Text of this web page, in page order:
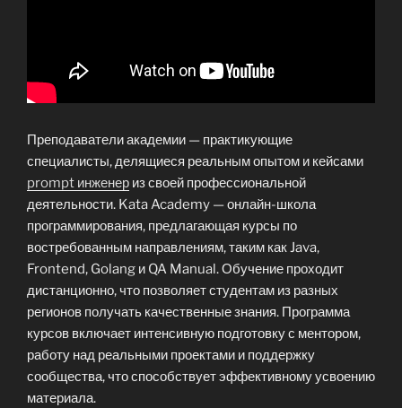
Преподаватели академии — практикующие
специалисты, делящиеся реальным опытом и кейсами
prompt инженер из своей профессиональной
деятельности. Kata Academy — онлайн-школа
программирования, предлагающая курсы по
востребованным направлениям, таким как Java,
Frontend, Golang и QA Manual. Обучение проходит
дистанционно, что позволяет студентам из разных
регионов получать качественные знания. Программа
курсов включает интенсивную подготовку с ментором,
работу над реальными проектами и поддержку
сообщества, что способствует эффективному усвоению
материала.